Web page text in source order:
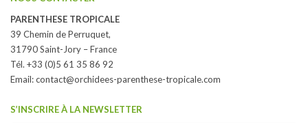
PARENTHESE TROPICALE
39 Chemin de Perruquet,
31790 Saint-Jory – France
Tél. +33 (0)5 61 35 86 92
Email:contact@orchidees-parenthese-tropicale.com
S’INSCRIRE À LA NEWSLETTER